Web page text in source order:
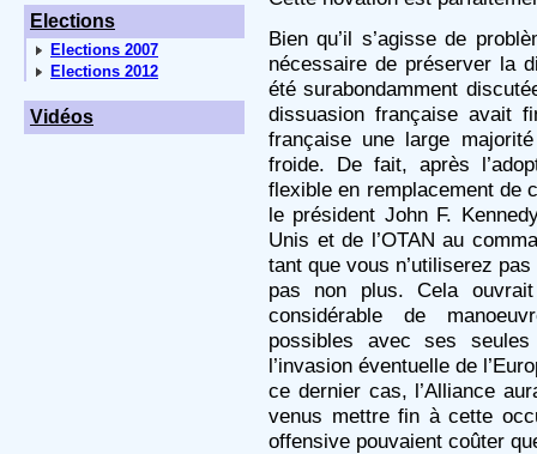
Elections
Elections 2007
Elections 2012
Vidéos
Bien qu’il s’agisse de
nécessaire de préserver la
été surabondamment
dissuasion française avait
française une large
froide. De fait, après
flexible en remplacement de
le président John F.
Unis et de l’OTAN au
tant que vous n’utiliserez
pas non plus. Cela
considérable de
possibles avec ses seules
l’invasion éventuelle de
ce dernier cas, l’Alliance
venus mettre fin à cette
offensive pouvaient coûter